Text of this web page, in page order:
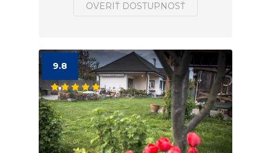
OVERIŤ DOSTUPNOSŤ
9.8